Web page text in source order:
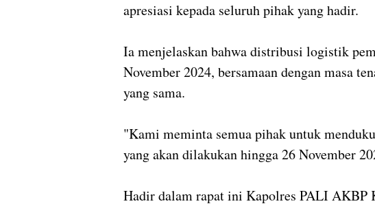
apresiasi kepada seluruh pihak yang hadir.
Ia menjelaskan bahwa distribusi logistik
November 2024, bersamaan dengan masa
yang sama.
"Kami meminta semua pihak untuk
yang akan dilakukan hingga 26 November
Hadir dalam rapat ini Kapolres PALI AKBP